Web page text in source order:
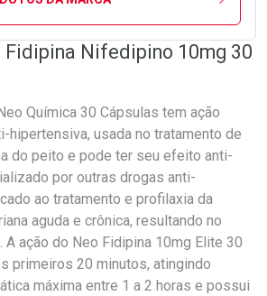
Fidipina Nifedipino 10mg 30
Química 30 Cápsulas tem ação
hipertensiva, usada no tratamento de
do peito e pode ter seu efeito anti-
por outras drogas anti-
ao tratamento e profilaxia da
aguda e crônica, resultando no
ação do Neo Fidipina 10mg Elite 30
primeiros 20 minutos, atingindo
máxima entre 1 a 2 horas e possui